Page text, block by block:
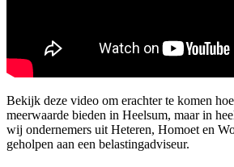
Bekijk deze video om erachter te komen
meerwaarde bieden in Heelsum, maar in
wij ondernemers uit Heteren, Homoet en
geholpen aan een belastingadviseur.